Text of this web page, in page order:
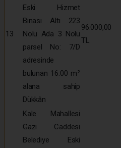
13
Eski Hizmet
Binası Altı 223
Nolu Ada 3 Nolu
parsel No: 7/D
adresinde
bulunan 16.00 m²
alana sahip
Dükkân
96.000,00
TL
Kale Mahallesi
Gazi Caddesi
Belediye Eski